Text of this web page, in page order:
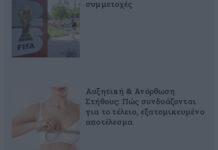
συμμετοχές
Αυξητική & Ανόρθωση
Στήθους: Πώς συνδυάζονται
για το τέλειο, εξατομικευμένο
αποτέλεσμα